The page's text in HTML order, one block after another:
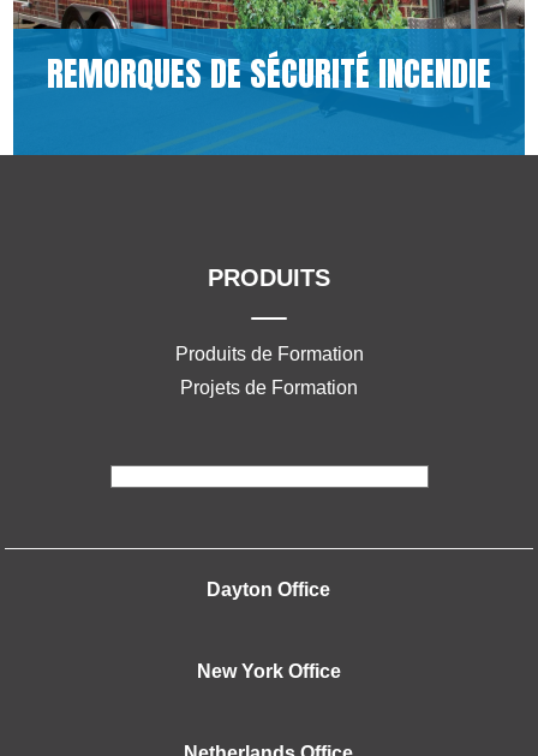
REMORQUES DE SÉCURITÉ INCENDIE
PRODUITS
Produits de Formation
Projets de Formation
Dayton Office
New York Office